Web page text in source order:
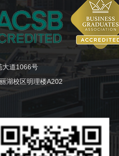
大道1066号
区明理楼A202